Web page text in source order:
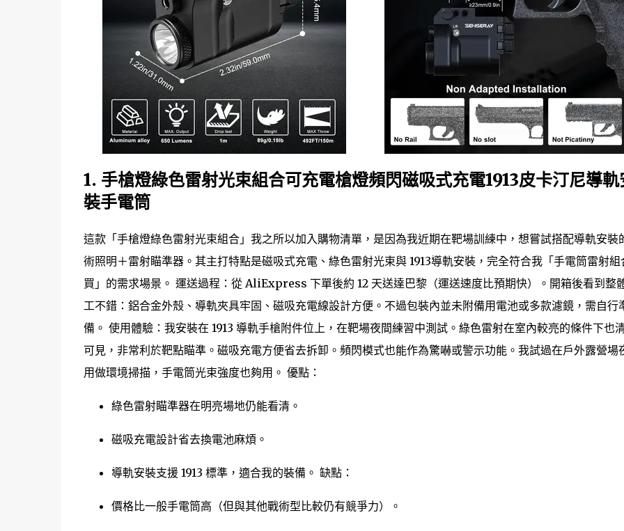
1. 手槍燈綠色雷射光束組合可充電槍燈頻閃磁吸式充電1913皮卡汀尼導軌
裝手電筒
這款「手槍燈綠色雷射光束組合」我之所以加入購物清單，是因為我近期在靶場訓練中，想嘗試搭配導軌安裝
術照明＋雷射瞄準器。其主打特點是磁吸式充電、綠色雷射光束與 1913導軌安裝，完全符合我「手電筒雷射組
買」的需求場景。 運送過程：從 AliExpress 下單後約 12 天送達巴黎（運送速度比預期快）。開箱後看到整
工不錯：鋁合金外殼、導軌夾具牢固、磁吸充電線設計方便。不過包裝內並未附備用電池或多款濾鏡，需自行
備。 使用體驗：我安裝在 1913 導軌手槍附件位上，在靶場夜間練習中測試。綠色雷射在室內較亮的條件下也
可見，非常利於靶點瞄準。磁吸充電方便省去拆卸。頻閃模式也能作為驚嚇或警示功能。我試過在戶外露營場
用做環境掃描，手電筒光束強度也夠用。 優點：
綠色雷射瞄準器在明亮場地仍能看清。
磁吸充電設計省去換電池麻煩。
導軌安裝支援 1913 標準，適合我的裝備。 缺點：
價格比一般手電筒高（但與其他戰術型比較仍有競爭力）。